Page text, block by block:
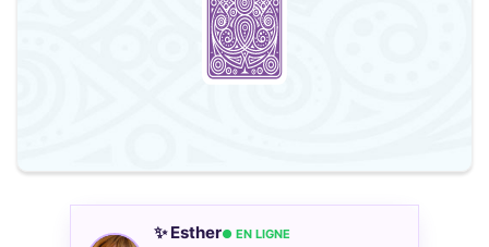
✨ Esther● EN LIGNE